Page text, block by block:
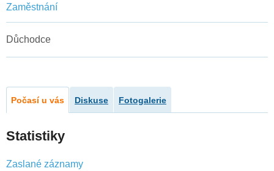
Zaměstnání
Důchodce
Počasí u vás Diskuse Fotogalerie
Statistiky
Zaslané záznamy